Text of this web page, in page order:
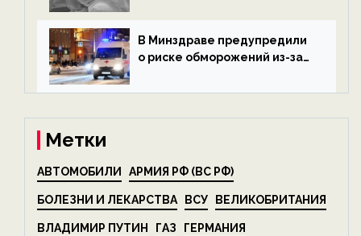
экологии на ECOportal
В Минздраве предупредили
о риске обморожений из-за
на ECOportal
Метки
АВТОМОБИЛИ АРМИЯ РФ (ВС РФ)
БОЛЕЗНИ И ЛЕКАРСТВА ВСУ ВЕЛИКОБРИТАНИЯ
ВЛАДИМИР ПУТИН ГАЗ ГЕРМАНИЯ